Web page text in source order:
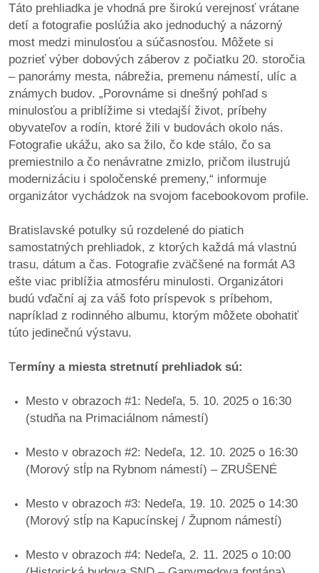
pripomienkové
prax
odkazy
knihy
Táto prehliadka je vhodná pre širokú verejnosť vrátane
detí a fotografie poslúžia ako jednoduchý a názorný
most medzi minulosťou a súčasnosťou. Môžete si
pozrieť výber dobových záberov z počiatku 20. storočia
– panorámy mesta, nábrežia, premenu námestí, ulíc a
známych budov. „Porovnáme si dnešný pohľad s
minulosťou a priblížime si vtedajší život, príbehy
obyvateľov a rodín, ktoré žili v budovách okolo nás.
Fotografie ukážu, ako sa žilo, čo kde stálo, čo sa
premiestnilo a čo nenávratne zmizlo, pričom ilustrujú
modernizáciu i spoločenské premeny,“ informuje
organizátor vychádzok na svojom facebookovom profile.
Bratislavské potulky sú rozdelené do piatich
samostatných prehliadok, z ktorých každá má vlastnú
trasu, dátum a čas. Fotografie zväčšené na formát A3
ešte viac priblížia atmosféru minulosti. Organizátori
budú vďační aj za váš foto príspevok s príbehom,
napríklad z rodinného albumu, ktorým môžete obohatiť
túto jedinečnú výstavu.
Termíny a miesta stretnutí prehliadok sú:
Mesto v obrazoch #1: Nedeľa, 5. 10. 2025 o 16:30
(studňa na Primaciálnom námestí)
Mesto v obrazoch #2: Nedeľa, 12. 10. 2025 o 16:30
(Morový stĺp na Rybnom námestí) – ZRUŠENÉ
Mesto v obrazoch #3: Nedeľa, 19. 10. 2025 o 14:30
(Morový stĺp na Kapucínskej / Župnom námestí)
Mesto v obrazoch #4: Nedeľa, 2. 11. 2025 o 10:00